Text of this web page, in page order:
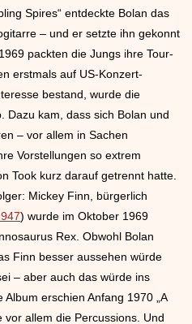
Spires“ entdeckte Bolan das
– und er setzte ihn gekonnt
packten die Jungs ihre Tour-
erstmals auf US-Konzert-
bestand, wurde die
Dazu kam, dass sich Bolan und
– vor allem in Sachen
Vorstellungen so extrem
Took kurz darauf getrennt hatte.
Mickey Finn, bürgerlich
) wurde im Oktober 1969
Rex. Obwohl Bolan
Finn besser aussehen würde
– aber auch das würde ins
erschien Anfang 1970 „A
vor allem die Percussions. Und